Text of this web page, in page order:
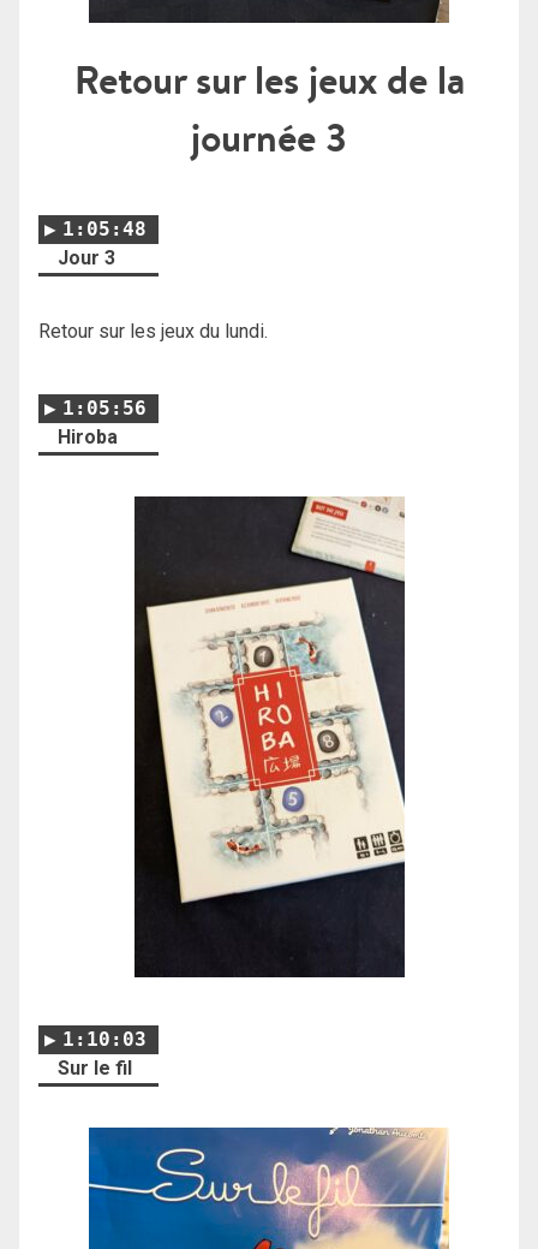
Retour sur les jeux de la
journée 3
1:05:48
Jour 3
Retour sur les jeux du lundi.
1:05:56
Hiroba
1:10:03
Sur le fil